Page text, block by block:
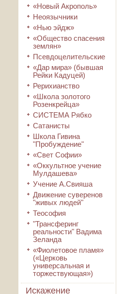
«Новый Акрополь»
Неоязычники
«Нью эйдж»
«Общество спасения
землян»
Псевдоцелительские
«Дар мира» (бывшая
Рейки Кадуцей)
Рерихианство
«Школа золотого
Розенкрейца»
СИСТЕМА Рябко
Сатанисты
Школа Гивина
"Пробуждение"
«Свет Софии»
«Оккультное учение
Мулдашева»
Учение А.Свияша
Движение суверенов
"живых людей"
Теософия
"Трансферинг
реальности" Вадима
Зеланда
«Фиолетовое пламя»
(«Церковь
универсальная и
торжествующая»)
Искажение